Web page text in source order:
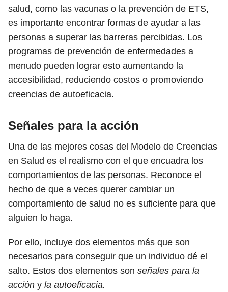
salud, como las vacunas o la prevención de ETS,
es importante encontrar formas de ayudar a las
personas a superar las barreras percibidas. Los
programas de prevención de enfermedades a
menudo pueden lograr esto aumentando la
accesibilidad, reduciendo costos o promoviendo
creencias de autoeficacia.
Señales para la acción
Una de las mejores cosas del Modelo de Creencias
en Salud es el realismo con el que encuadra los
comportamientos de las personas. Reconoce el
hecho de que a veces querer cambiar un
comportamiento de salud no es suficiente para que
alguien lo haga.
Por ello, incluye dos elementos más que son
necesarios para conseguir que un individuo dé el
salto. Estos dos elementos son señales para la
acción y la autoeficacia.